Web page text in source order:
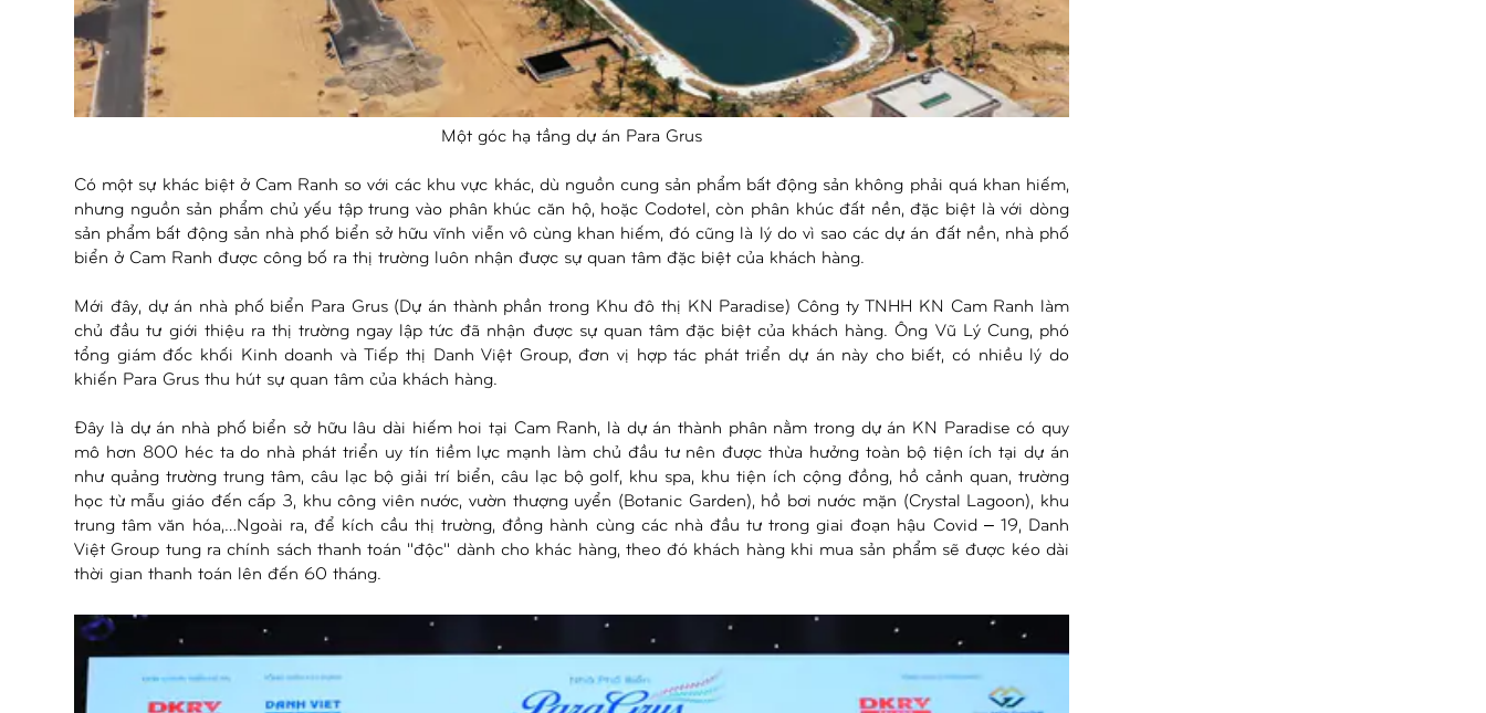
Một góc hạ tầng dự án Para Grus
Có một sự khác biệt ở Cam Ranh so với các khu vực khác, dù nguồn cung sản phẩm bất động sản không phải quá khan hiếm,
nhưng nguồn sản phẩm chủ yếu tập trung vào phân khúc căn hộ, hoặc Codotel, còn phân khúc đất nền, đặc biệt là với dòng
sản phẩm bất động sản nhà phố biển sở hữu vĩnh viễn vô cùng khan hiếm, đó cũng là lý do vì sao các dự án đất nền, nhà phố
biển ở Cam Ranh được công bố ra thị trường luôn nhận được sự quan tâm đặc biệt của khách hàng.
Mới đây, dự án nhà phố biển Para Grus (Dự án thành phần trong Khu đô thị KN Paradise) Công ty TNHH KN Cam Ranh làm
chủ đầu tư giới thiệu ra thị trường ngay lập tức đã nhận được sự quan tâm đặc biệt của khách hàng. Ông Vũ Lý Cung, phó
tổng giám đốc khối Kinh doanh và Tiếp thị Danh Việt Group, đơn vị hợp tác phát triển dự án này cho biết, có nhiều lý do
khiến Para Grus thu hút sự quan tâm của khách hàng.
Đây là dự án nhà phố biển sở hữu lâu dài hiếm hoi tại Cam Ranh, là dự án thành phân nằm trong dự án KN Paradise có quy
mô hơn 800 héc ta do nhà phát triển uy tín tiềm lực mạnh làm chủ đầu tư nên được thừa hưởng toàn bộ tiện ích tại dự án
như quảng trường trung tâm, câu lạc bộ giải trí biển, câu lạc bộ golf, khu spa, khu tiện ích cộng đồng, hồ cảnh quan, trường
học từ mẫu giáo đến cấp 3, khu công viên nước, vườn thượng uyển (Botanic Garden), hồ bơi nước mặn (Crystal Lagoon), khu
trung tâm văn hóa,…Ngoài ra, để kích cầu thị trường, đồng hành cùng các nhà đầu tư trong giai đoạn hậu Covid – 19, Danh
Việt Group tung ra chính sách thanh toán "độc" dành cho khác hàng, theo đó khách hàng khi mua sản phẩm sẽ được kéo dài
thời gian thanh toán lên đến 60 tháng.